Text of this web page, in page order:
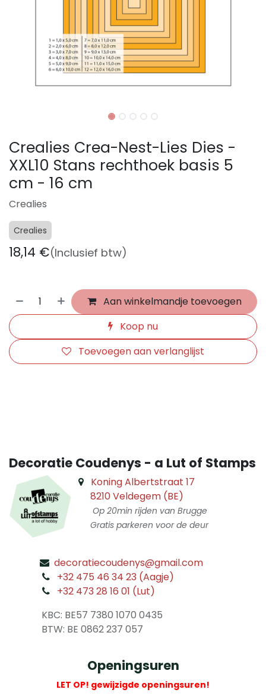
Crealies Crea-Nest-Lies Dies -
XXL10 Stans rechthoek basis 5
cm - 16 cm
Crealies
Crealies
18,14 €(Inclusief btw)
Aan winkelmandje toevoegen
Koop nu
Toevoegen aan verlanglijst
Decoratie Coudenys - a Lut of Stamps
Koning Albertstraat 17
8210 Veldegem (BE)
Op 20min rijden van Brugge
Gratis parkeren voor de deur
decoratiecoudenys@gmail.com
+32 475 46 34 23 (Aagje)
+32 473 28 16 01 (Lut)
KBC: BE57 7380 1070 0435
​ BTW: BE 0862 237 057
Openingsuren
LET OP! gewijzigde openingsuren!